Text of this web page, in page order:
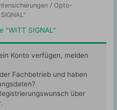
/ Opto-
"WITT SIGNAL"
Konto verfügen, melden
Fachbetrieb und haben
über
.